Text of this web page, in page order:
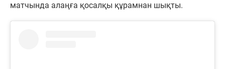
матчында алаңға қосалқы құрамнан шықты.